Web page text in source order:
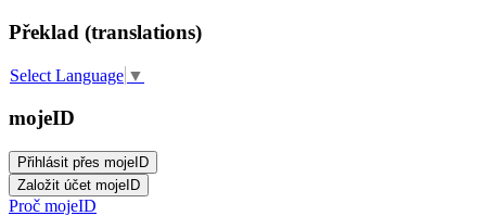
Překlad (translations)
Select Language ▼
mojeID
Proč mojeID